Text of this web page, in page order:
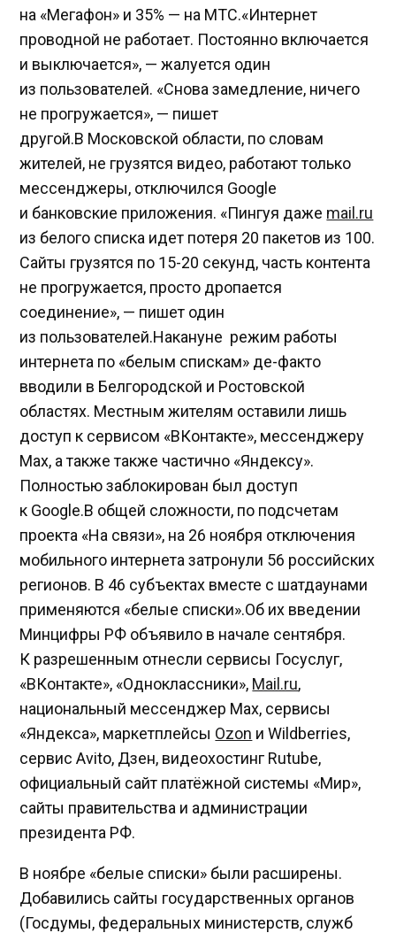
на «Мегафон» и 35% — на МТС.«Интернет
проводной не работает. Постоянно включается
и выключается», — жалуется один
из пользователей. «Снова замедление, ничего
не прогружается», — пишет
другой.В Московской области, по словам
жителей, не грузятся видео, работают только
мессенджеры, отключился Google
и банковские приложения. «Пингуя даже mail.ru
из белого списка идет потеря 20 пакетов из 100.
Сайты грузятся по 15-20 секунд, часть контента
не прогружается, просто дропается
соединение», — пишет один
из пользователей.Накануне режим работы
интернета по «белым спискам» де-факто
вводили в Белгородской и Ростовской
областях. Местным жителям оставили лишь
доступ к сервисом «ВКонтакте», мессенджеру
Max, а также также частично «Яндексу».
Полностью заблокирован был доступ
к Google.В общей сложности, по подсчетам
проекта «На связи», на 26 ноября отключения
мобильного интернета затронули 56 российских
регионов. В 46 субъектах вместе с шатдаунами
применяются «белые списки».Об их введении
Минцифры РФ объявило в начале сентября.
К разрешенным отнесли сервисы Госуслуг,
«ВКонтакте», «Одноклассники», Mail.ru,
национальный мессенджер Max, сервисы
«Яндекса», маркетплейсы Ozon и Wildberries,
сервис Avito, Дзен, видеохостинг Rutube,
официальный сайт платёжной системы «Мир»,
сайты правительства и администрации
президента РФ.
В ноябре «белые списки» были расширены.
Добавились сайты государственных органов
(Госдумы, федеральных министерств, служб